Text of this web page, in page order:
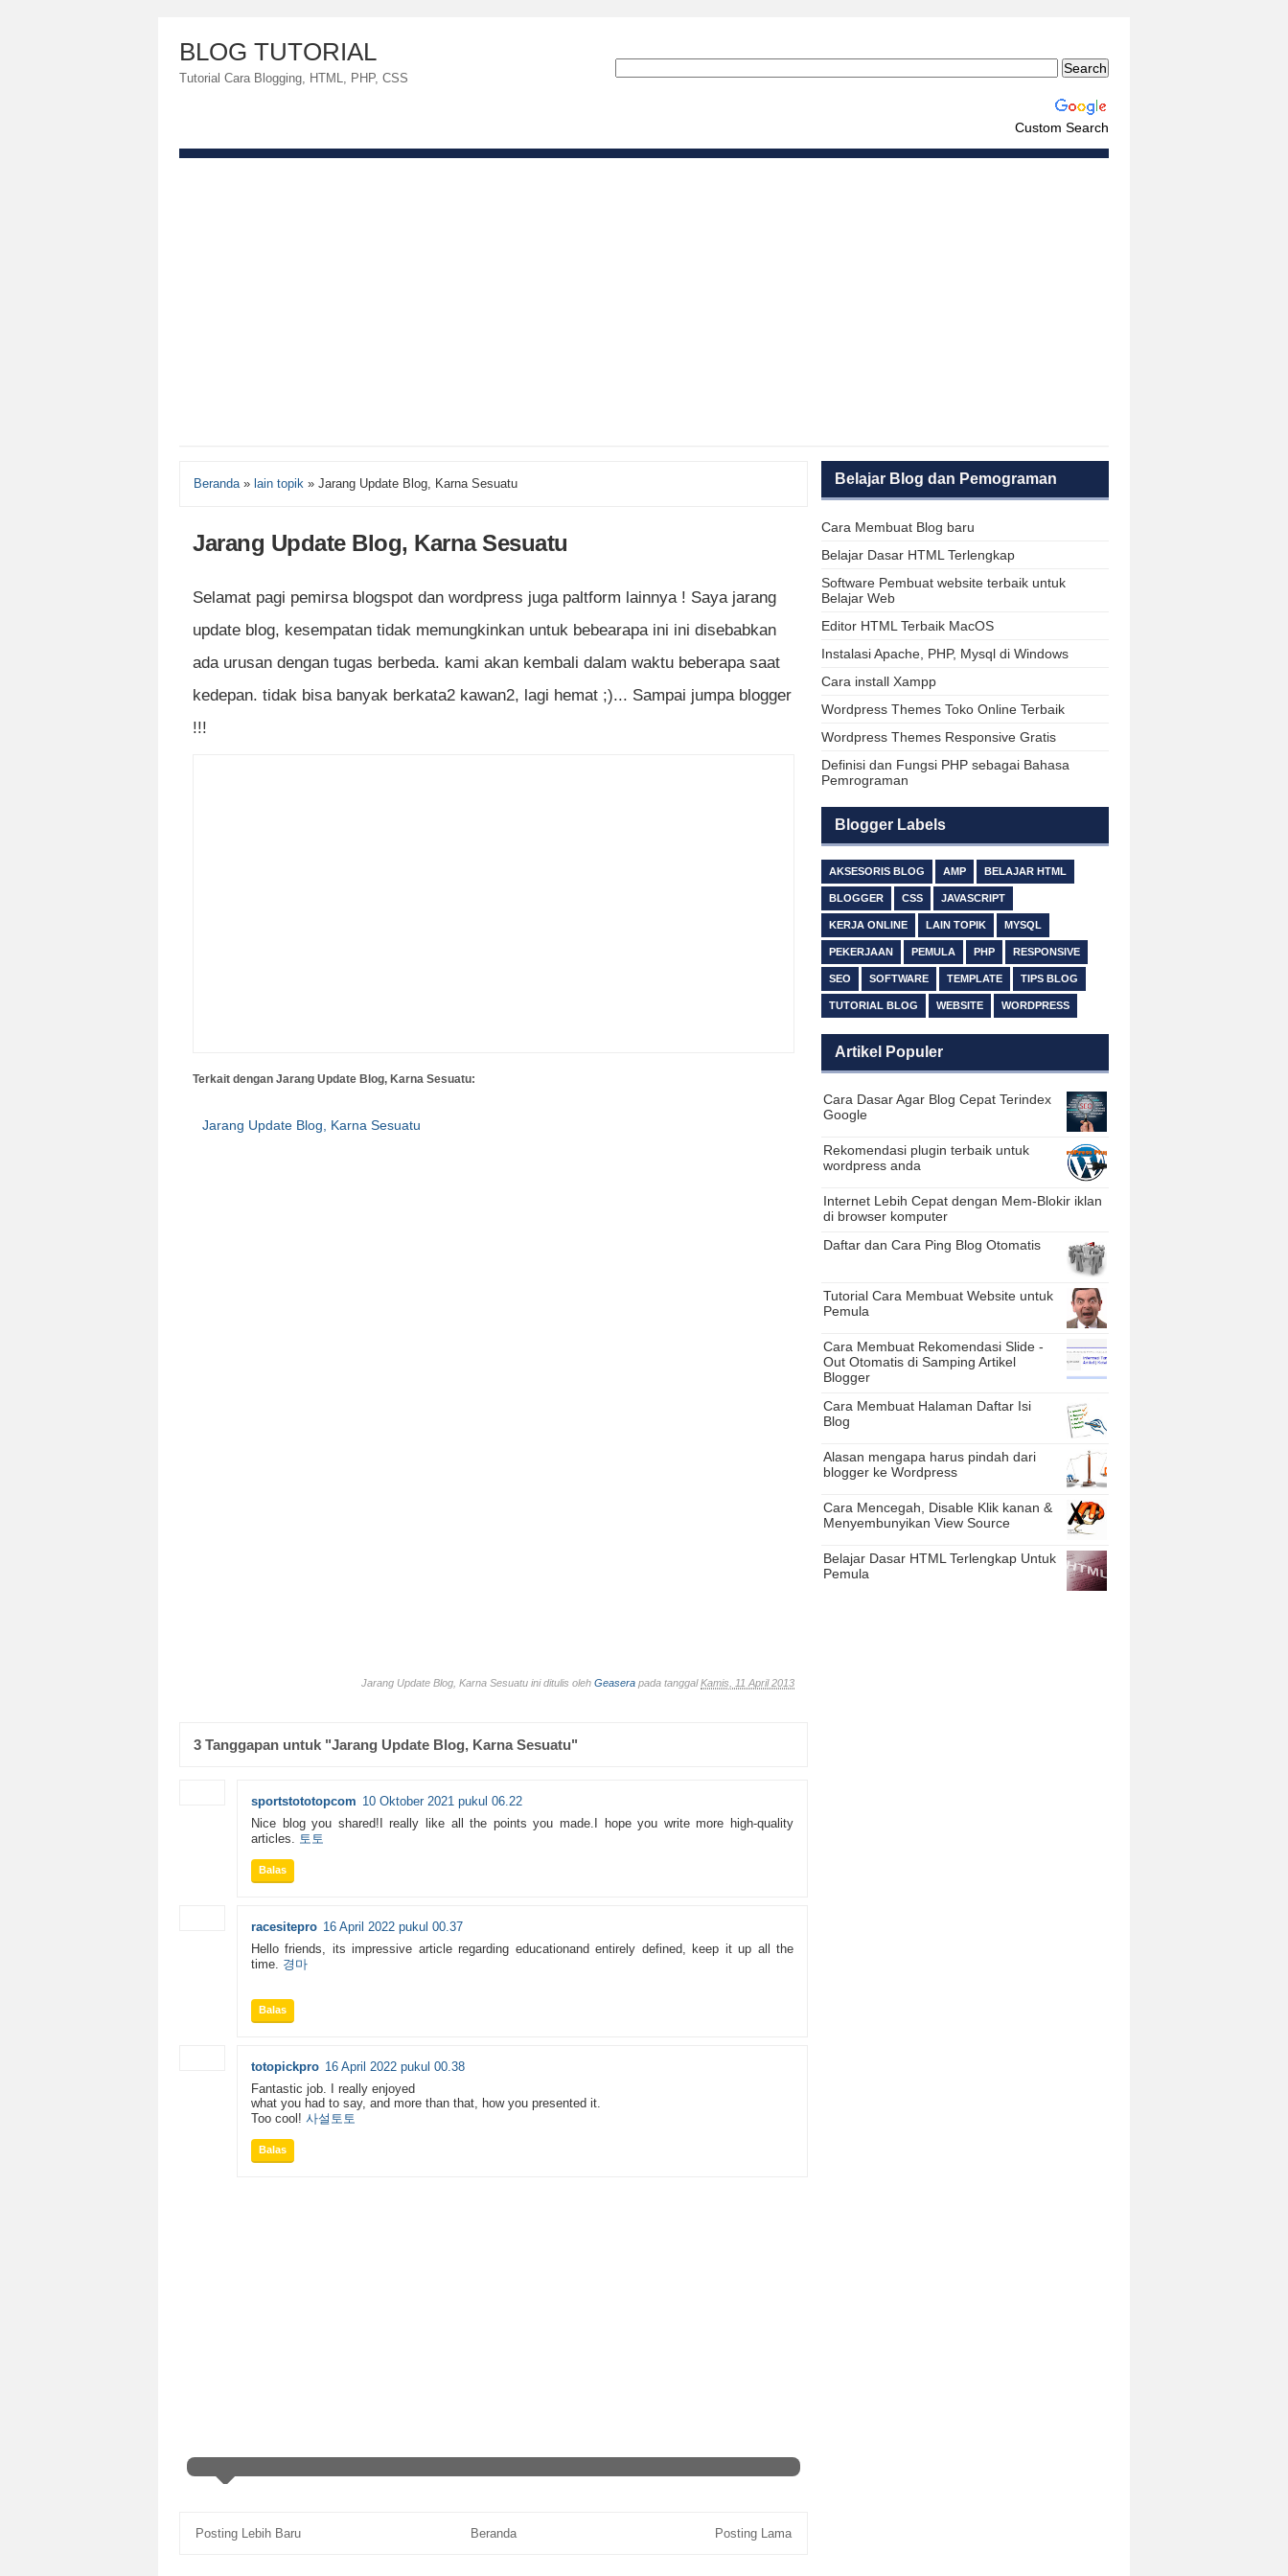
BLOG TUTORIAL
Tutorial Cara Blogging, HTML, PHP, CSS
Custom Search
Beranda» lain topik » Jarang Update Blog, Karna Sesuatu
Jarang Update Blog, Karna Sesuatu
Selamat pagi pemirsa blogspot dan wordpress juga paltform lainnya ! Saya jarang
update blog, kesempatan tidak memungkinkan untuk bebearapa ini ini disebabkan
ada urusan dengan tugas berbeda. kami akan kembali dalam waktu beberapa saat
kedepan. tidak bisa banyak berkata2 kawan2, lagi hemat ;)... Sampai jumpa blogger
!!!
Terkait dengan Jarang Update Blog, Karna Sesuatu:
Jarang Update Blog, Karna Sesuatu
Jarang Update Blog, Karna Sesuatu ini ditulis oleh Geasera pada tanggalKamis, 11 April 2013
3 Tanggapan untuk "Jarang Update Blog, Karna Sesuatu"
sportstototopcom 10 Oktober 2021 pukul 06.22
Nice blog you shared!I really like all the points you made.I hope you write more high-quality
articles. 토토
Balas
racesitepro 16 April 2022 pukul 00.37
Hello friends, its impressive article regarding educationand entirely defined, keep it up all the
time. 경마
Balas
totopickpro 16 April 2022 pukul 00.38
Fantastic job. I really enjoyed
what you had to say, and more than that, how you presented it.
Too cool! 사설토토
Balas
Posting Lebih Baru Posting Lama
Beranda
Belajar Blog dan Pemograman
Cara Membuat Blog baru
Belajar Dasar HTML Terlengkap
Software Pembuat website terbaik untuk
Belajar Web
Editor HTML Terbaik MacOS
Instalasi Apache, PHP, Mysql di Windows
Cara install Xampp
Wordpress Themes Toko Online Terbaik
Wordpress Themes Responsive Gratis
Definisi dan Fungsi PHP sebagai Bahasa
Pemrograman
Blogger Labels
AKSESORIS BLOG AMP BELAJAR HTML
BLOGGER CSS JAVASCRIPT
KERJA ONLINE LAIN TOPIK MYSQL
PEKERJAAN PEMULA PHP RESPONSIVE
SEO SOFTWARE TEMPLATE TIPS BLOG
TUTORIAL BLOG WEBSITE WORDPRESS
Artikel Populer
Cara Dasar Agar Blog Cepat Terindex
Google
Rekomendasi plugin terbaik untuk
wordpress anda
Internet Lebih Cepat dengan Mem-Blokir iklan
di browser komputer
Daftar dan Cara Ping Blog Otomatis
Tutorial Cara Membuat Website untuk
Pemula
Cara Membuat Rekomendasi Slide -
Out Otomatis di Samping Artikel
Blogger
Cara Membuat Halaman Daftar Isi
Blog
Alasan mengapa harus pindah dari
blogger ke Wordpress
Cara Mencegah, Disable Klik kanan &
Menyembunyikan View Source
Belajar Dasar HTML Terlengkap Untuk
Pemula